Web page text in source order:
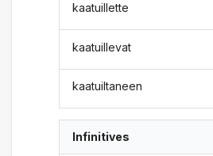
kaatuillette
kaatuillevat
kaatuiltaneen
Infinitives